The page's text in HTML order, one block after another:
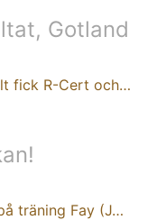
Gotland
fick R-Cert och…
träning Fay (J…